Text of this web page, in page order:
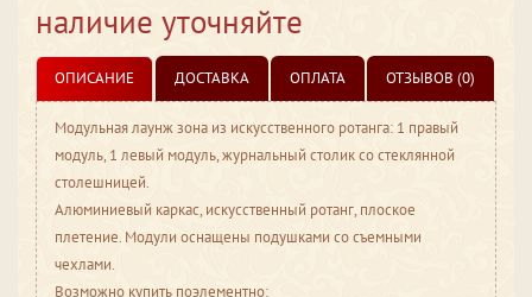
наличие уточняйте
ОПИСАНИЕ ДОСТАВКА ОПЛАТА ОТЗЫВОВ (0)
Модульная лаунж зона из искусственного ротанга: 1 правый
модуль, 1 левый модуль, журнальный столик со стеклянной
столешницей.
Алюминиевый каркас, искусственный ротанг, плоское
плетение. Модули оснащены подушками со съемными
чехлами.
Возможно купить поэлементно: